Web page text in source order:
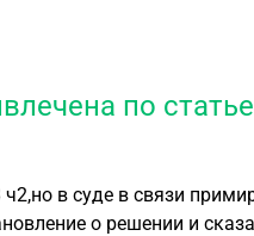
по
в суде в связи
о решении и